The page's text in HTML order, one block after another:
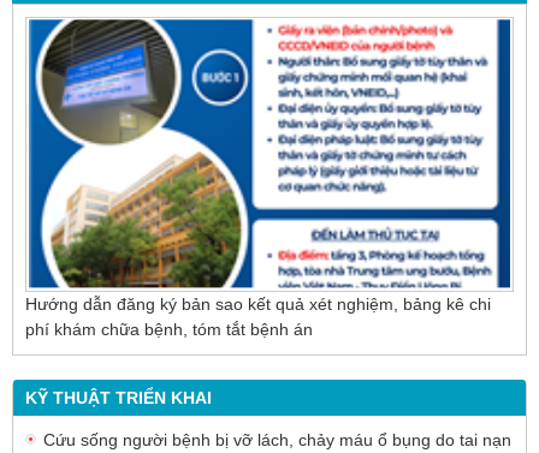
Nội soi mật tụy ngược dòng – Giải pháp tối ưu
cho người bệnh sỏi ống mật chủ
Hướng dẫn đăng ký bản sao kết quả xét nghiệm, bảng kê chi
phí khám chữa bệnh, tóm tắt bệnh án
KỸ THUẬT TRIỂN KHAI
Cứu sống người bệnh bị vỡ lách, chảy máu ổ bụng do tai nạn